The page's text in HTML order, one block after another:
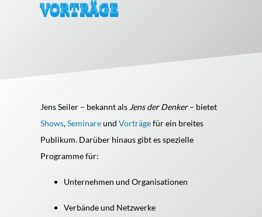
VORTRÄGE
Jens Seiler – bekannt alsJens der Denker– bietet
Shows,Seminareund Vorträgefür ein breites
Publikum. Darüber hinaus gibt es spezielle
Programme für:
Unternehmen und Organisationen
Verbände und Netzwerke